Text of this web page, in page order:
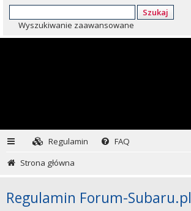
Szukaj
Wyszukiwanie zaawansowane
Regulamin
FAQ
Strona główna
Regulamin Forum-Subaru.pl